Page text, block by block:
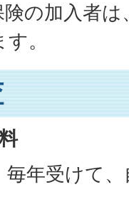
の加入者
。
年受けて